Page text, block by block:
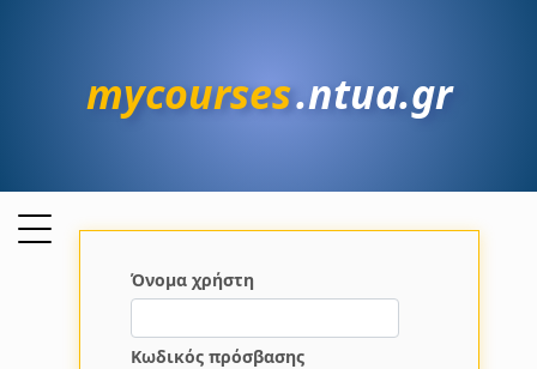
mycourses.ntua.gr
Όνομα χρήστη
Κωδικός πρόσβασης